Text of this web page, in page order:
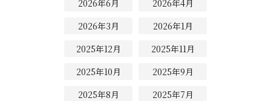
2026年6月
2026年4月
2026年3月
2026年1月
2025年12月
2025年11月
2025年10月
2025年9月
2025年8月
2025年7月